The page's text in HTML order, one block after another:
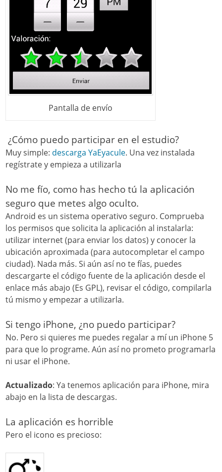
Pantalla de envío
¿Cómo puedo participar en el estudio?
Muy simple: descarga YaEyacule. Una vez instalada
regístrate y empieza a utilizarla
No me fío, como has hecho tú la aplicación
seguro que metes algo oculto.
Android es un sistema operativo seguro. Comprueba
los permisos que solicita la aplicación al instalarla:
utilizar internet (para enviar los datos) y conocer la
ubicación aproximada (para autocompletar el campo
ciudad). Nada más. Si aún así no te fías, puedes
descargarte el código fuente de la aplicación desde el
enlace más abajo (Es GPL), revisar el código, compilarla
tú mismo y empezar a utilizarla.
Si tengo iPhone, ¿no puedo participar?
No. Pero si quieres me puedes regalar a mí un iPhone 5
para que lo programe. Aún así no prometo programarla
ni usar el iPhone.
Actualizado: Ya tenemos aplicación para iPhone, mira
abajo en la lista de descargas.
La aplicación es horrible
Pero el icono es precioso: